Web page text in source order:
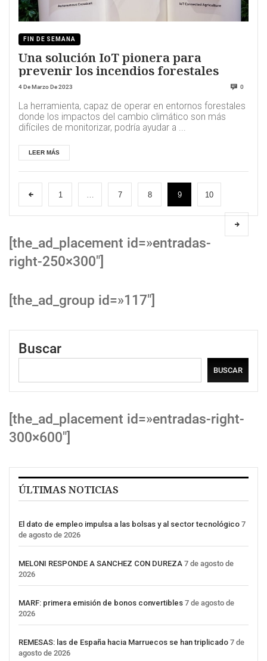
FIN DE SEMANA
Una solución IoT pionera para
prevenir los incendios forestales
4 De Marzo De 2023 0
La herramienta, capaz de operar en entornos forestales
donde los impactos del cambio climático son más
difíciles de monitorizar, podría ayudar a ...
LEER MÁS
1 7 8 9 10
[the_ad_placement id=»entradas-
right-250×300″]
[the_ad_group id=»117″]
Buscar
BUSCAR
[the_ad_placement id=»entradas-right-
300×600″]
ÚLTIMAS NOTICIAS
El dato de empleo impulsa a las bolsas y al sector tecnológico 7
de agosto de 2026
MELONI RESPONDE A SANCHEZ CON DUREZA 7 de agosto de
2026
MARF: primera emisión de bonos convertibles 7 de agosto de
2026
REMESAS: las de España hacia Marruecos se han triplicado 7 de
agosto de 2026